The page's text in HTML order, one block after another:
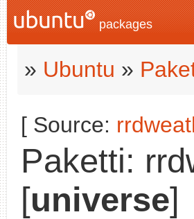
packages
» Ubuntu »
[ Source:
Paketti:
[universe]